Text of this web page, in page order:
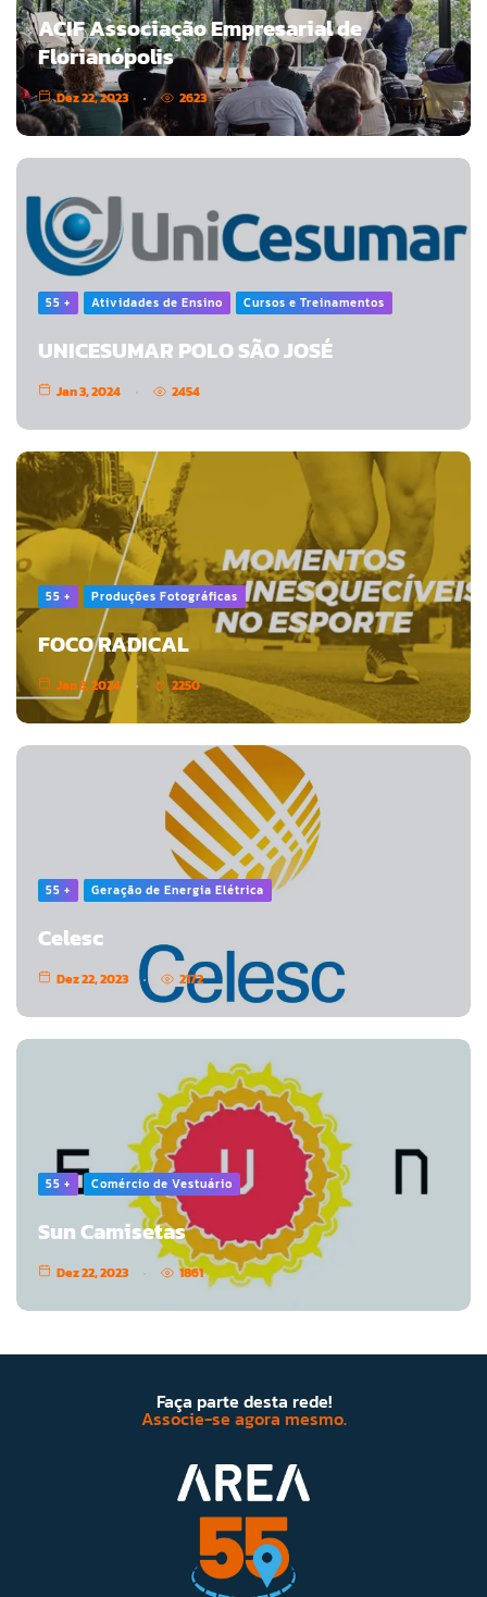
ACIF Associação Empresarial de
Florianópolis
Dez 22, 2023 2623
55 + Atividades de Ensino Cursos e Treinamentos
UNICESUMAR POLO SÃO JOSÉ
Jan 3, 2024 2454
55 + Produções Fotográficas
FOCO RADICAL
Jan 3, 2024 2250
55 + Geração de Energia Elétrica
Celesc
Dez 22, 2023 2172
55 + Comércio de Vestuário
Sun Camisetas
Dez 22, 2023 1861
Faça parte desta rede!
Associe-se agora mesmo.